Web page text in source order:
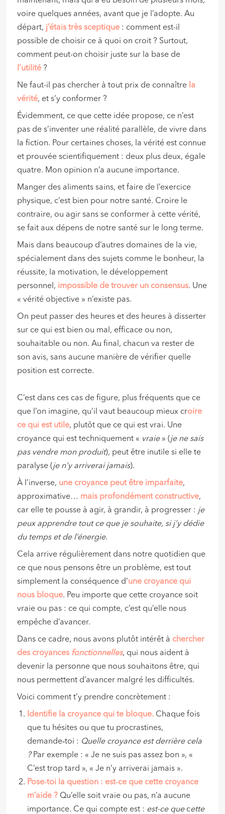
voire quelques années, avant que je l’adopte. Au
départ, j’étais très sceptique : comment est-il
possible de choisir ce à quoi on croit ? Surtout,
comment peut-on choisir juste sur la base de
l’utilité ?
Ne faut-il pas chercher à tout prix de connaître la
vérité, et s’y conformer ?
Évidemment, ce que cette idée propose, ce n’est
pas de s’inventer une réalité parallèle, de vivre dans
la fiction. Pour certaines choses, la vérité est connue
et prouvée scientifiquement : deux plus deux, égale
quatre. Mon opinion n’a aucune importance.
Manger des aliments sains, et faire de l’exercice
physique, c’est bien pour notre santé. Croire le
contraire, ou agir sans se conformer à cette vérité,
se fait aux dépens de notre santé sur le long terme.
Mais dans beaucoup d’autres domaines de la vie,
spécialement dans des sujets comme le bonheur, la
réussite, la motivation, le développement
personnel, impossible de trouver un consensus. Une
« vérité objective » n’existe pas.
On peut passer des heures et des heures à disserter
sur ce qui est bien ou mal, efficace ou non,
souhaitable ou non. Au final, chacun va rester de
son avis, sans aucune manière de vérifier quelle
position est correcte.
C’est dans ces cas de figure, plus fréquents que ce
que l’on imagine, qu’il vaut beaucoup mieux croire
ce qui est utile, plutôt que ce qui est vrai. Une
croyance qui est techniquement « vraie» (je ne sais
pas vendre mon produit), peut être inutile si elle te
paralyse (je n’y arriverai jamais).
À l’inverse, une croyance peut être imparfaite,
approximative… mais profondément constructive,
car elle te pousse à agir, à grandir, à progresser : je
peux apprendre tout ce que je souhaite, si j’y dédie
du temps et de l’énergie.
Cela arrive régulièrement dans notre quotidien que
ce que nous pensons être un problème, est tout
simplement la conséquence d’une croyance qui
nous bloque. Peu importe que cette croyance soit
vraie ou pas : ce qui compte, c’est qu’elle nous
empêche d’avancer.
Dans ce cadre, nous avons plutôt intérêt à chercher
des croyances fonctionnelles, qui nous aident à
devenir la personne que nous souhaitons être, qui
nous permettent d’avancer malgré les difficultés.
Voici comment t’y prendre concrètement :
Identifie la croyance qui te bloque. Chaque fois
que tu hésites ou que tu procrastines,
demande‑toi : Quelle croyance est derrière cela
? Par exemple : « Je ne suis pas assez bon », «
C’est trop tard », « Je n’y arriverai jamais ».
Pose‑toi la question : est‑ce que cette croyance
m’aide ? Qu’elle soit vraie ou pas, n’a aucune
importance. Ce qui compte est : est-ce quecette